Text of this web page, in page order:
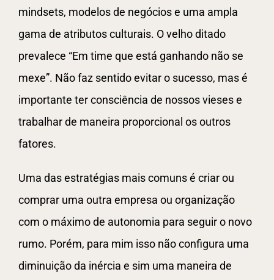
mindsets, modelos de negócios e uma ampla
gama de atributos culturais. O velho ditado
prevalece “Em time que está ganhando não se
mexe”. Não faz sentido evitar o sucesso, mas é
importante ter consciência de nossos vieses e
trabalhar de maneira proporcional os outros
fatores.
Uma das estratégias mais comuns é criar ou
comprar uma outra empresa ou organização
com o máximo de autonomia para seguir o novo
rumo. Porém, para mim isso não configura uma
diminuição da inércia e sim uma maneira de